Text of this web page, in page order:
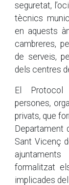
seguretat,
tècnics
en aquests
cambreres,
de serveis,
dels centres
El
persones,
privats, que
Departament
Sant Vicenç
formalitzat
implicades